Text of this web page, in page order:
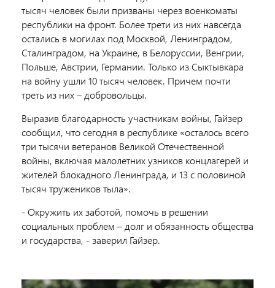
тысяч человек были призваны через военкоматы
республики на фронт. Более трети из них навсегда
остались в могилах под Москвой, Ленинградом,
Сталинградом, на Украине, в Белоруссии, Венгрии,
Польше, Австрии, Германии. Только из Сыктывкара
на войну ушли 10 тысяч человек. Причем почти
треть из них – добровольцы.
Выразив благодарность участникам войны, Гайзер
сообщил, что сегодня в республике «осталось всего
три тысячи ветеранов Великой Отечественной
войны, включая малолетних узников концлагерей и
жителей блокадного Ленинграда, и 13 с половиной
тысяч тружеников тыла».
- Окружить их заботой, помочь в решении
социальных проблем – долг и обязанность общества
и государства, - заверил Гайзер.